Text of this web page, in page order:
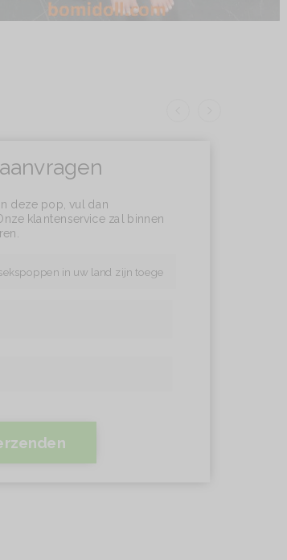
deze pop, vul dan
klantenservice zal binnen